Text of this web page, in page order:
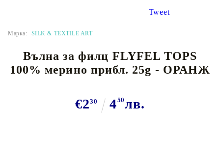
Tweet
Марка: SILK & TEXTILE ART
Вълна за филц FLYFEL TOPS
100% мерино прибл. 25g - ОРАНЖ
€230 450лв.